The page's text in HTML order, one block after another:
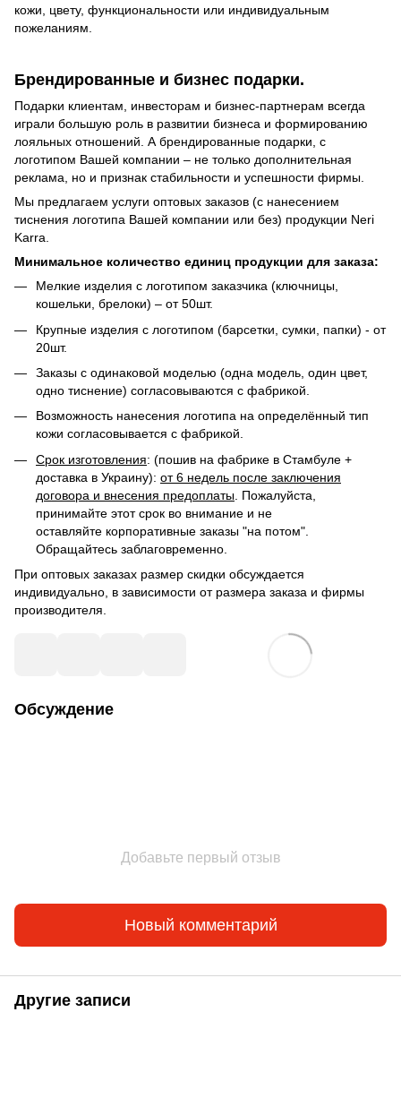
кожи, цвету, функциональности или индивидуальным
пожеланиям.
Брендированные и бизнес подарки.
Подарки клиентам, инвесторам и бизнес-партнерам всегда
играли большую роль в развитии бизнеса и формированию
лояльных отношений. А брендированные подарки, с
логотипом Вашей компании – не только дополнительная
реклама, но и признак стабильности и успешности фирмы.
Мы предлагаем услуги оптовых заказов (с нанесением
тиснения логотипа Вашей компании или без) продукции Neri
Karra.
Минимальное количество единиц продукции для заказа:
Мелкие изделия с логотипом заказчика (ключницы,
кошельки, брелоки) – от 50шт.
Крупные изделия с логотипом (барсетки, сумки, папки) - от
20шт.
Заказы с одинаковой моделью (одна модель, один цвет,
одно тиснение) согласовываются с фабрикой.
Возможность нанесения логотипа на определённый тип
кожи согласовывается с фабрикой.
Срок изготовления: (пошив на фабрике в Стамбуле +
доставка в Украину): от 6 недель после заключения
договора и внесения предоплаты . Пожалуйста,
принимайте этот срок во внимание и не
оставляйте корпоративные заказы "на потом".
Обращайтесь заблаговременно.
При оптовых заказах размер скидки обсуждается
индивидуально, в зависимости от размера заказа и фирмы
производителя.
Обсуждение
Добавьте первый отзыв
Новый комментарий
Другие записи